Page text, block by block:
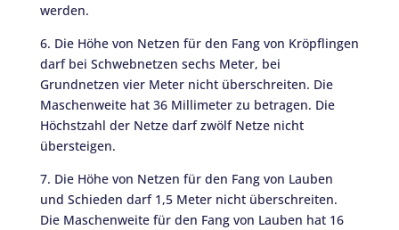
werden.
6. Die Höhe von Netzen für den Fang von Kröpflingen
darf bei Schwebnetzen sechs Meter, bei
Grundnetzen vier Meter nicht überschreiten. Die
Maschenweite hat 36 Millimeter zu betragen. Die
Höchstzahl der Netze darf zwölf Netze nicht
übersteigen.
7. Die Höhe von Netzen für den Fang von Lauben
und Schieden darf 1,5 Meter nicht überschreiten.
Die Maschenweite für den Fang von Lauben hat 16